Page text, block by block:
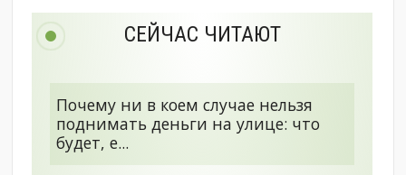
СЕЙЧАС ЧИТАЮТ
Почему ни в коем случае нельзя
поднимать деньги на улице: что
будет, е...